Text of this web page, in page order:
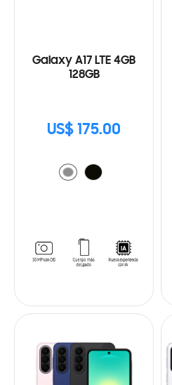
Galaxy A17 LTE 4GB
128GB
US$ 175.00